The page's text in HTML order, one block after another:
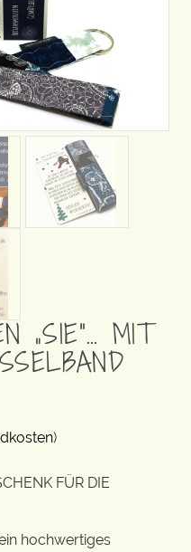
„SIE“… MIT
)
FÜR DIE
hochwertiges